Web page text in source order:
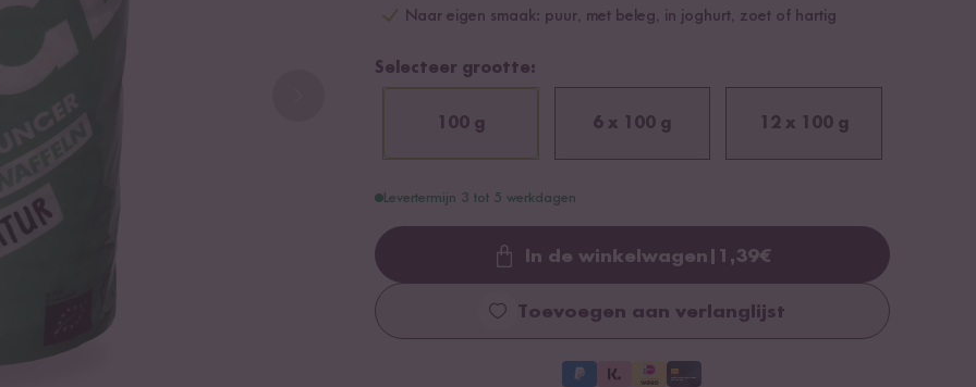
Naar eigen smaak: puur, met beleg, in joghurt, zoet of hartig
Selecteer grootte:
100 g 6 x 100 g 12 x 100 g
Levertermijn 3 tot 5 werkdagen
Loading...
In de winkelwagen 1,39€
Toevoegen aan verlanglijst